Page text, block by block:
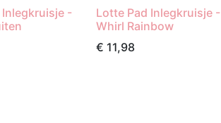
Inlegkruisje -
Lotte Pad Inlegkruisje -
Whirl Rainbow
€ 11,98